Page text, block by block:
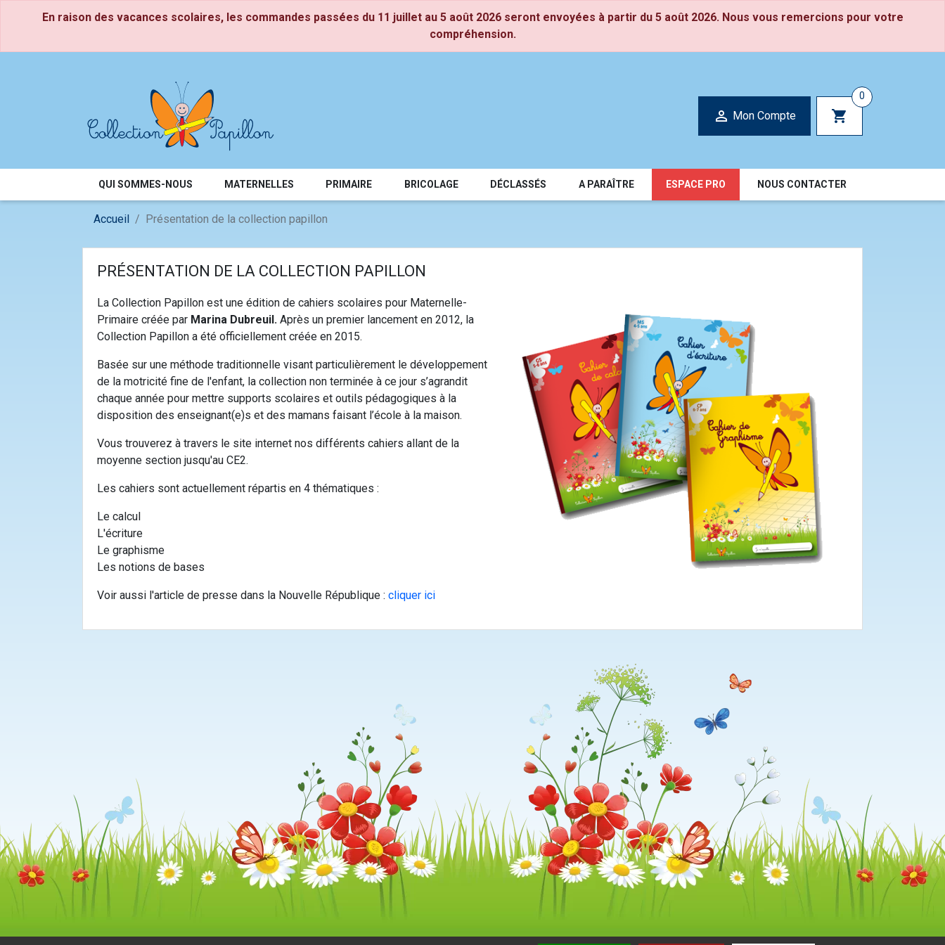
En raison des vacances scolaires, les commandes passées du 11 juillet au 5 août 2026 seront envoyées à partir du 5 août 2026. Nous vous remercions pour votre
compréhension.
 Mon Compte shopping_cart
0
QUI SOMMES-NOUS MATERNELLES PRIMAIRE BRICOLAGE DÉCLASSÉS A PARAÎTRE ESPACE PRO NOUS CONTACTER
Accueil Présentation de la collection papillon
PRÉSENTATION DE LA COLLECTION PAPILLON
La Collection Papillon est une édition de cahiers scolaires pour Maternelle-
Primaire créée par Marina Dubreuil. Après un premier lancement en 2012, la
Collection Papillon a été officiellement créée en 2015.
Basée sur une méthode traditionnelle visant particulièrement le développement
de la motricité fine de l'enfant, la collection non terminée à ce jour s’agrandit
chaque année pour mettre supports scolaires et outils pédagogiques à la
disposition des enseignant(e)s et des mamans faisant l’école à la maison.
Vous trouverez à travers le site internet nos différents cahiers allant de la
moyenne section jusqu'au CE2.
Les cahiers sont actuellement répartis en 4 thématiques :
Le calcul
L'écriture
Le graphisme
Les notions de bases
Voir aussi l'article de presse dans la Nouvelle République : cliquer ici
Petite Section
Grande Section
CP